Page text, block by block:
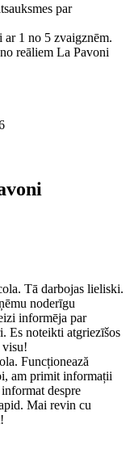
par
1 no 5 zvaigznēm.
reāliem La Pavoni
Tā darbojas lieliski.
noderīgu
informēja par
Es noteikti atgriezīšos
visu!
Funcționează
am primit informații
despre
Mai revin cu